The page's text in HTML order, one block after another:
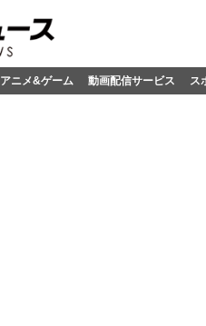
アニメ&ゲーム 動画配信サービス ス